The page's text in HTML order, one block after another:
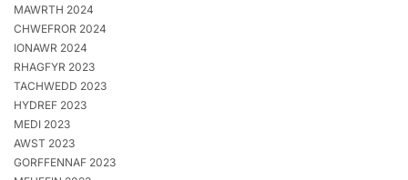
MAWRTH 2024
CHWEFROR 2024
IONAWR 2024
RHAGFYR 2023
TACHWEDD 2023
HYDREF 2023
MEDI 2023
AWST 2023
GORFFENNAF 2023